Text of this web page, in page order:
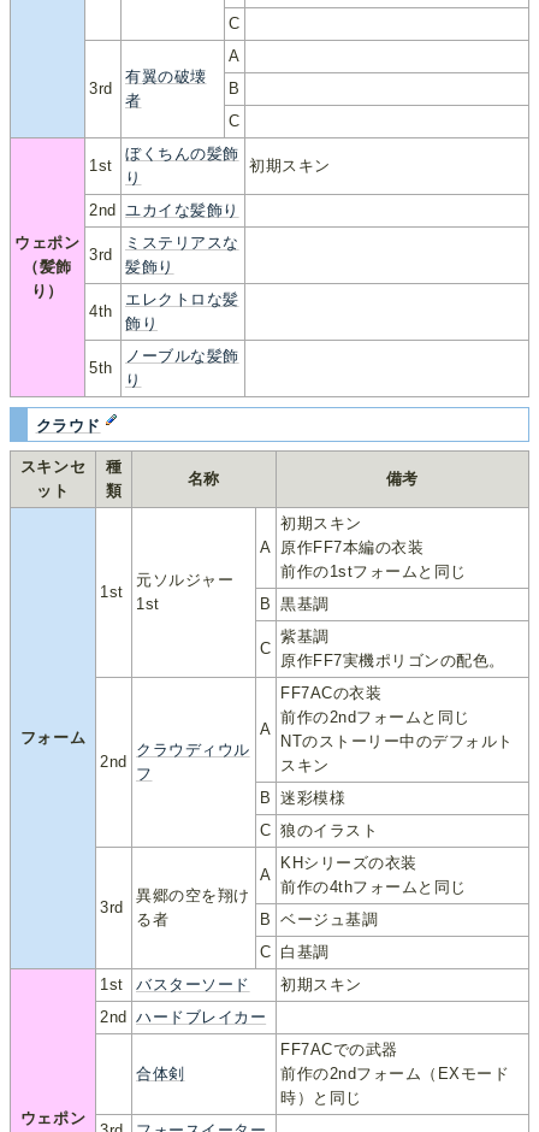
C
3rd
有翼の破壊
者
A
B
C
ウェポン
（髪飾
り）
1st
ぼくちんの髪飾
り
初期スキン
2nd ユカイな髪飾り
3rd
ミステリアスな
髪飾り
4th
エレクトロな髪
飾り
5th
ノーブルな髪飾
り
クラウド
スキンセ
ット
種
類
名称 備考
フォーム
1st
元ソルジャー
1st
A
初期スキン
原作FF7本編の衣装
前作の1stフォームと同じ
B 黒基調
C
紫基調
原作FF7実機ポリゴンの配色。
2nd
クラウディウル
フ
A
FF7ACの衣装
前作の2ndフォームと同じ
NTのストーリー中のデフォルト
スキン
B 迷彩模様
C 狼のイラスト
3rd
異郷の空を翔け
る者
A
KHシリーズの衣装
前作の4thフォームと同じ
B ベージュ基調
C 白基調
ウェポン
1st バスターソード
初期スキン
2nd ハードブレイカー
合体剣
FF7ACでの武器
前作の2ndフォーム（EXモード
時）と同じ